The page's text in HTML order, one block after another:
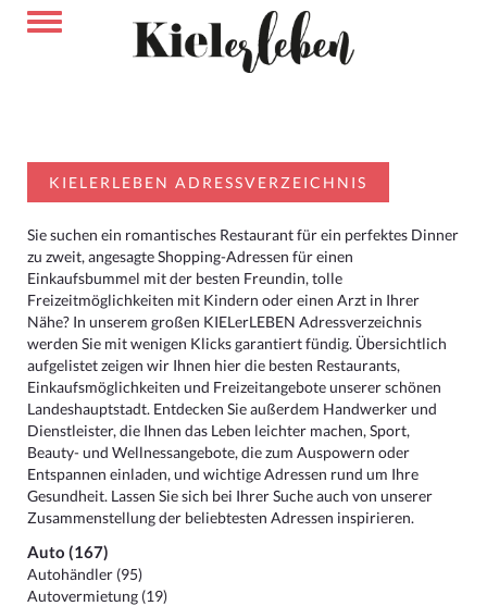
KIELERLEBEN ADRESSVERZEICHNIS
Sie suchen ein romantisches Restaurant für ein perfektes Dinner
zu zweit, angesagte Shopping-Adressen für einen
Einkaufsbummel mit der besten Freundin, tolle
Freizeitmöglichkeiten mit Kindern oder einen Arzt in Ihrer
Nähe? In unserem großen KIELerLEBEN Adressverzeichnis
werden Sie mit wenigen Klicks garantiert fündig. Übersichtlich
aufgelistet zeigen wir Ihnen hier die besten Restaurants,
Einkaufsmöglichkeiten und Freizeitangebote unserer schönen
Landeshauptstadt. Entdecken Sie außerdem Handwerker und
Dienstleister, die Ihnen das Leben leichter machen, Sport,
Beauty- und Wellnessangebote, die zum Auspowern oder
Entspannen einladen, und wichtige Adressen rund um Ihre
Gesundheit. Lassen Sie sich bei Ihrer Suche auch von unserer
Zusammenstellung der beliebtesten Adressen inspirieren.
Auto (167)
Autohändler (95)
Autovermietung (19)